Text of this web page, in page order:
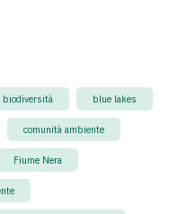
biodiversità blue lakes
comunità ambiente
Fiume Nera